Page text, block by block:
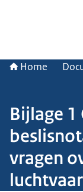
Home
Bijlage
vragen